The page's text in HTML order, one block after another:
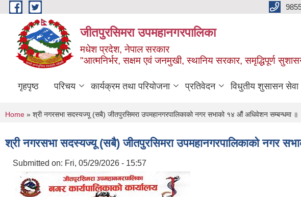
Skip to main content
जीतपुरसिमरा उपमहानगरपालिका
मधेश प्रदेश, नेपाल सरकार
"आत्मनिर्भर, सक्षम एवं जनमुखी, स्थानिय सरकार, समृद्धिपूर्ण
गृहपृष्ठ परिचय कार्यक्रम तथा परियोजना प्रतिवेदन विधुतीय शुसासन सेवा
You are here
Home » श्री नगरसभा सदस्यज्यू (सबै) जीतपुरसिमरा उपमहानगरपालिकाको नगर सभाको १४ औं अधिवेशन सम्बन्धमा ॥
श्री नगरसभा सदस्यज्यू (सबै) जीतपुरसिमरा उपमहानगरपालिकाको नगर
Submitted on: Fri, 05/29/2026 - 15:57